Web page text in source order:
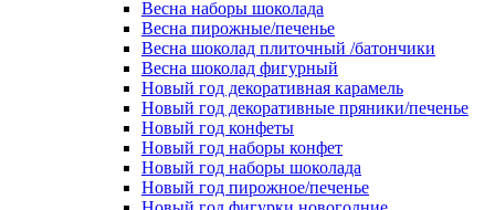
Весна наборы шоколада
Весна пирожные/печенье
Весна шоколад плиточный /батончики
Весна шоколад фигурный
Новый год декоративная карамель
Новый год декоративные пряники/печенье
Новый год конфеты
Новый год наборы конфет
Новый год наборы шоколада
Новый год пирожное/печенье